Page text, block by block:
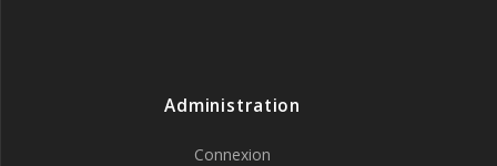
Administration
Connexion